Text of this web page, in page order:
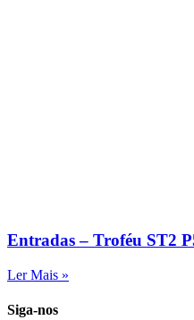
Entradas – Troféu ST2
Ler Mais »
Siga-nos